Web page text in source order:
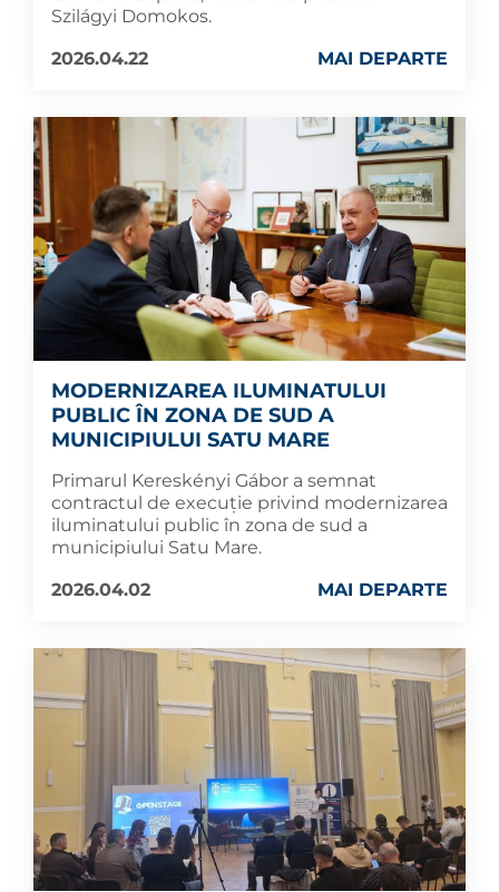
Szilágyi Domokos.
2026.04.22
MAI DEPARTE
MODERNIZAREA ILUMINATULUI
PUBLIC ÎN ZONA DE SUD A
MUNICIPIULUI SATU MARE
Primarul Kereskényi Gábor a semnat
contractul de execuție privind modernizarea
iluminatului public în zona de sud a
municipiului Satu Mare.
2026.04.02
MAI DEPARTE